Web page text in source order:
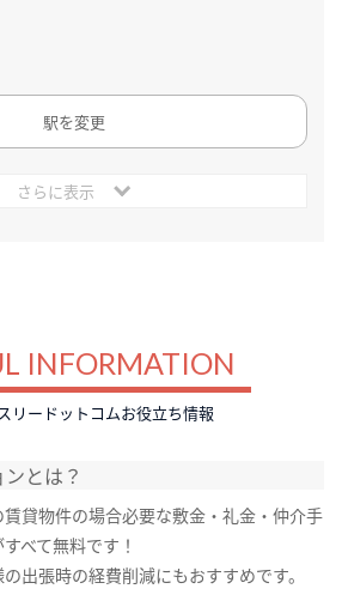
駅を変更
さらに表示
INFORMATION
リードットコムお役立ち情報
とは？
貸物件の場合必要な敷金・礼金・仲介手
べて無料です！
出張時の経費削減にもおすすめです。